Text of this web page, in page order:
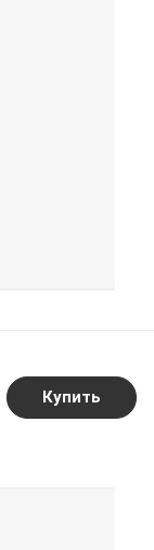
Купить